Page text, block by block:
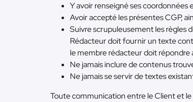
Y avoir renseigné ses coordonnées
Avoir accepté les présentes CGP,
Suivre scrupuleusement les règles
Rédacteur doit fournir un texte
le membre rédacteur doit répondre
Ne jamais inclure de contenus
Ne jamais se servir de textes
Toute communication entre le Client et